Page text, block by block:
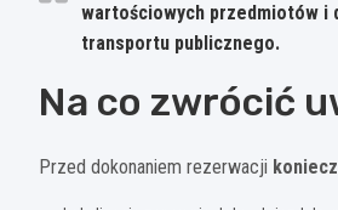
wartościowych przedmiotów i
transportu publicznego.
Na co zwrócić
Przed dokonaniem rezerwacji